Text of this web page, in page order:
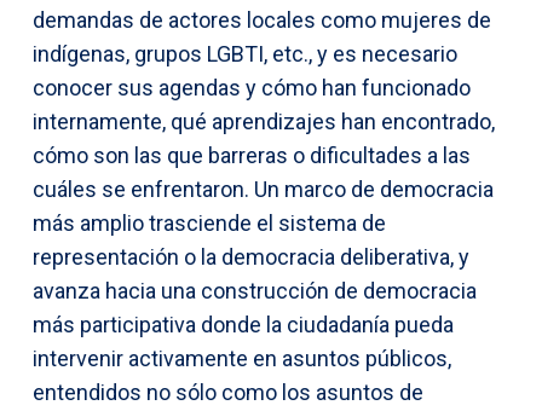
demandas de actores locales como mujeres de
indígenas, grupos LGBTI, etc., y es necesario
conocer sus agendas y cómo han funcionado
internamente, qué aprendizajes han encontrado,
cómo son las que barreras o dificultades a las
cuáles se enfrentaron. Un marco de democracia
más amplio trasciende el sistema de
representación o la democracia deliberativa, y
avanza hacia una construcción de democracia
más participativa donde la ciudadanía pueda
intervenir activamente en asuntos públicos,
entendidos no sólo como los asuntos de